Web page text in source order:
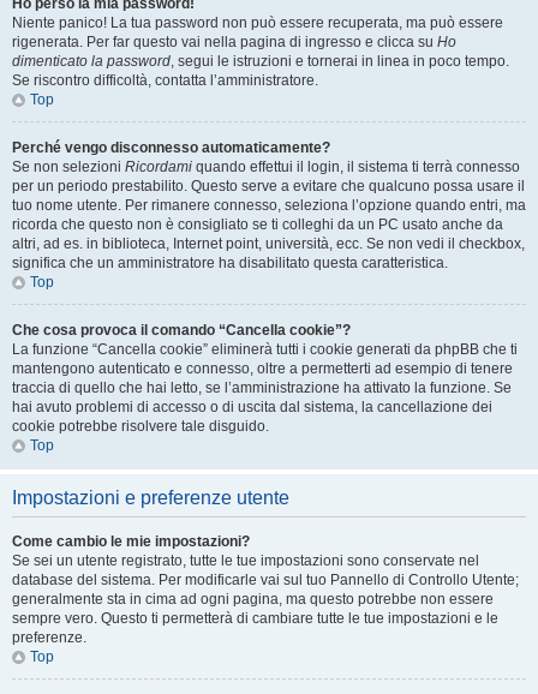
Ho perso la mia password!
Niente panico! La tua password non può essere recuperata, ma può essere
rigenerata. Per far questo vai nella pagina di ingresso e clicca su Ho
dimenticato la password, segui le istruzioni e tornerai in linea in poco tempo.
Se riscontro difficoltà, contatta l’amministratore.
Top
Perché vengo disconnesso automaticamente?
Se non selezioni Ricordami quando effettui il login, il sistema ti terrà connesso
per un periodo prestabilito. Questo serve a evitare che qualcuno possa usare il
tuo nome utente. Per rimanere connesso, seleziona l’opzione quando entri, ma
ricorda che questo non è consigliato se ti colleghi da un PC usato anche da
altri, ad es. in biblioteca, Internet point, università, ecc. Se non vedi il checkbox,
significa che un amministratore ha disabilitato questa caratteristica.
Top
Che cosa provoca il comando “Cancella cookie”?
La funzione “Cancella cookie” eliminerà tutti i cookie generati da phpBB che ti
mantengono autenticato e connesso, oltre a permetterti ad esempio di tenere
traccia di quello che hai letto, se l’amministrazione ha attivato la funzione. Se
hai avuto problemi di accesso o di uscita dal sistema, la cancellazione dei
cookie potrebbe risolvere tale disguido.
Top
Impostazioni e preferenze utente
Come cambio le mie impostazioni?
Se sei un utente registrato, tutte le tue impostazioni sono conservate nel
database del sistema. Per modificarle vai sul tuo Pannello di Controllo Utente;
generalmente sta in cima ad ogni pagina, ma questo potrebbe non essere
sempre vero. Questo ti permetterà di cambiare tutte le tue impostazioni e le
preferenze.
Top